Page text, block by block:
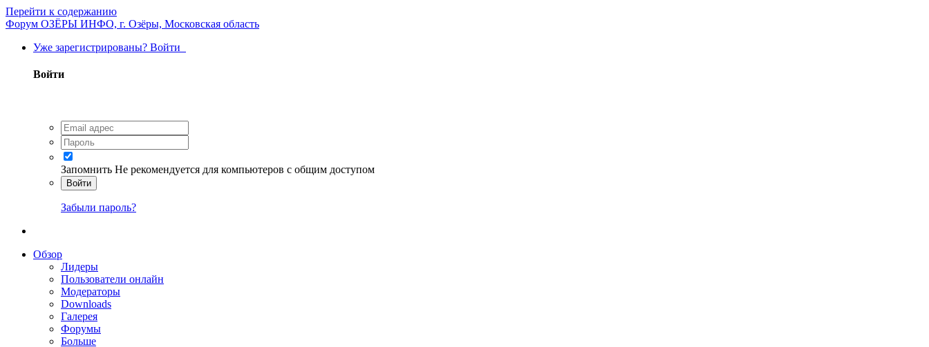
Перейти к содержанию
Форум ОЗЁРЫ ИНФО, г. Озёры, Московская область
Уже зарегистрированы? Войти
Войти
Запомнить Не рекомендуется для компьютеров с общим доступом
Войти
Забыли пароль?
Обзор
Лидеры
Пользователи онлайн
Модераторы
Downloads
Галерея
Форумы
Больше